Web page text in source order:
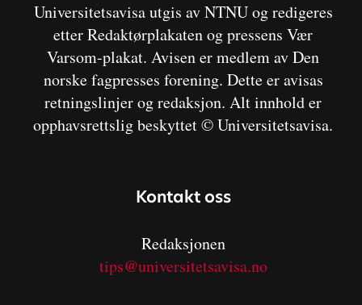
Universitetsavisa utgis av NTNU og redigeres
etter Redaktørplakaten og pressens Vær
Varsom-plakat. Avisen er medlem av Den
norske fagpresses forening. Dette er avisas
retningslinjer og redaksjon. Alt innhold er
opphavsrettslig beskyttet © Universitetsavisa.
Kontakt oss
Redaksjonen
tips@universitetsavisa.no